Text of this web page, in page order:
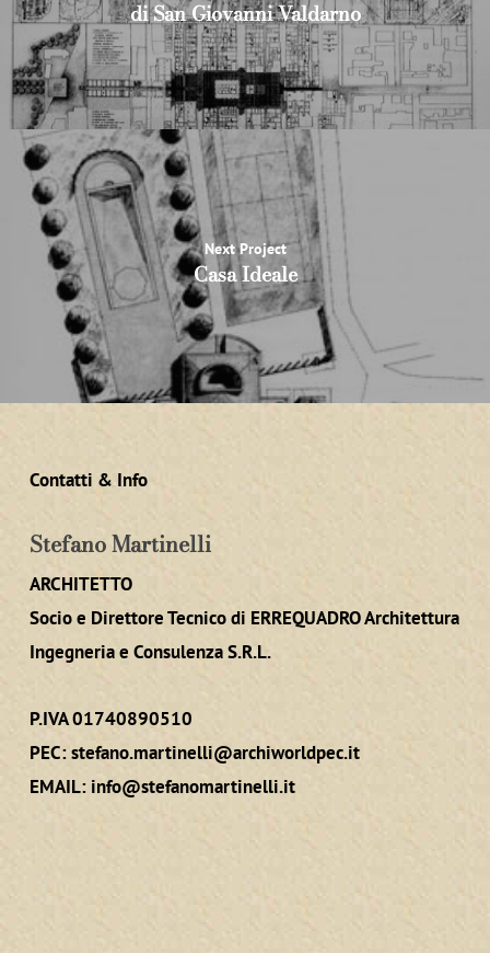
di San Giovanni Valdarno
Next Project
Casa Ideale
Contatti & Info
Stefano Martinelli
ARCHITETTO
Socio e Direttore Tecnico di ERREQUADRO Architettura
Ingegneria e Consulenza S.R.L.
P.IVA 01740890510
PEC:stefano.martinelli@archiworldpec.it
EMAIL: info@stefanomartinelli.it